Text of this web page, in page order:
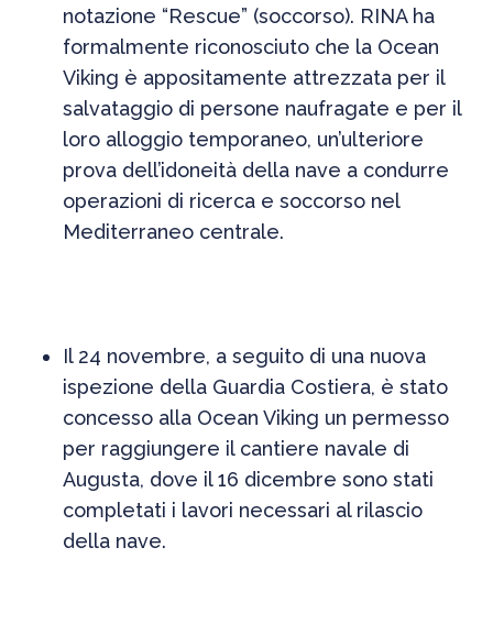
notazione “Rescue” (soccorso). RINA ha
formalmente riconosciuto che la Ocean
Viking è appositamente attrezzata per il
salvataggio di persone naufragate e per il
loro alloggio temporaneo, un’ulteriore
prova dell’idoneità della nave a condurre
operazioni di ricerca e soccorso nel
Mediterraneo centrale.
Il 24 novembre, a seguito di una nuova
ispezione della Guardia Costiera, è stato
concesso alla Ocean Viking un permesso
per raggiungere il cantiere navale di
Augusta, dove il 16 dicembre sono stati
completati i lavori necessari al rilascio
della nave.